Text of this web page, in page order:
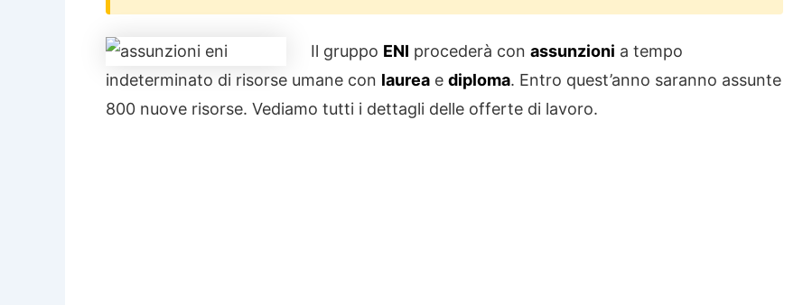
Il gruppo ENI procederà con assunzioni a tempo
indeterminato di risorse umane con laurea e diploma. Entro quest’anno saranno assunte
800 nuove risorse. Vediamo tutti i dettagli delle offerte di lavoro.